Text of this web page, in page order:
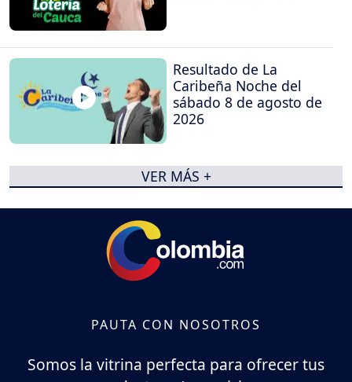
Resultado de La
Caribeña Noche del
sábado 8 de agosto de
2026
VER MÁS +
PAUTA CON NOSOTROS
Somos la vitrina perfecta para ofrecer tus